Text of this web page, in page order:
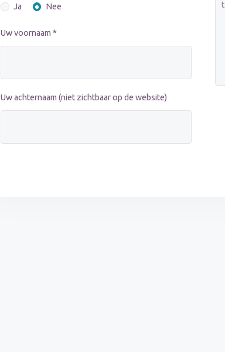
Ja
Nee
Uw voornaam *
Uw achternaam (niet zichtbaar op de website)